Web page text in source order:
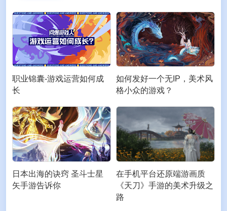
职业锦囊-游戏运营如何成
长
如何发好一个无IP，美术风
格小众的游戏？
日本出海的诀窍 圣斗士星
矢手游告诉你
在手机平台还原端游画质
《天刀》手游的美术升级之
路